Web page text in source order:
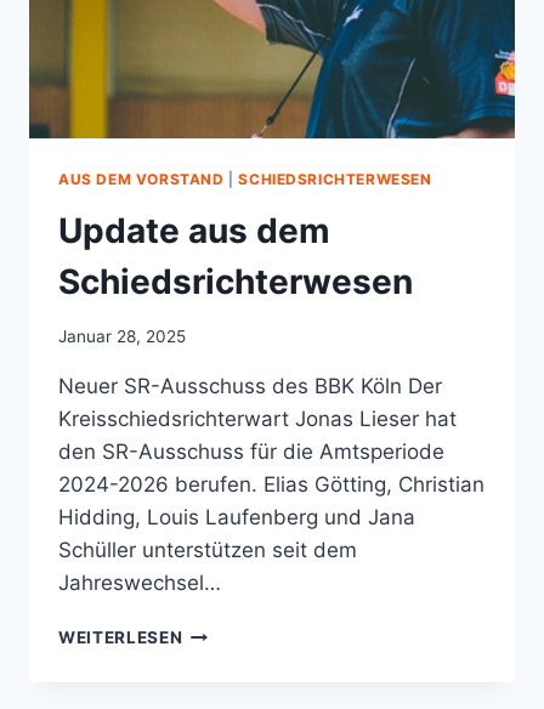
AUS DEM VORSTAND |SCHIEDSRICHTERWESEN
Update aus dem
Schiedsrichterwesen
Januar 28, 2025
Neuer SR-Ausschuss des BBK Köln Der
Kreisschiedsrichterwart Jonas Lieser hat
den SR-Ausschuss für die Amtsperiode
2024-2026 berufen. Elias Götting, Christian
Hidding, Louis Laufenberg und Jana
Schüller unterstützen seit dem
Jahreswechsel…
WEITERLESEN UPDATE